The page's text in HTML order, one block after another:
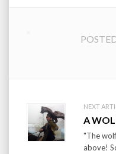
Post
navigation
NEXT
A
"The
above!